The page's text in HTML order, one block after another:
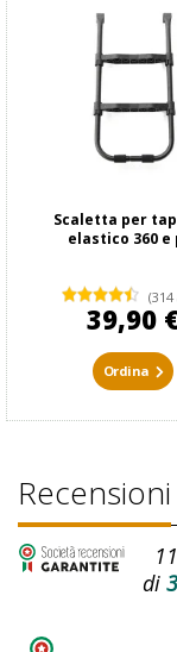
Scaletta per
elastico 360 e
(314
39,90
Ordina
Recensioni
11
di